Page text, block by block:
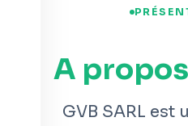
A
GVB SARL est